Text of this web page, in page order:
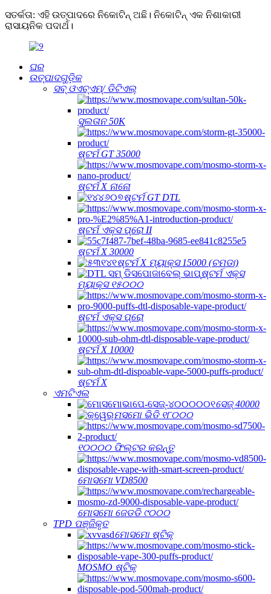
ସତର୍କତା: ଏହି ଉତ୍ପାଦରେ ନିକୋଟିନ୍ ଅଛି। ନିକୋଟିନ୍ ଏକ ନିଶାକାରୀ
ରାସାୟନିକ ପଦାର୍ଥ।
ଘର
ଉତ୍ପାଦଗୁଡ଼ିକ
ସବ୍ ଓଏଚ୍ଏମ୍/ ଡିଟିଏଲ୍
ସୁଲତାନ 50K
ଷ୍ଟର୍ମ GT 35000
ଷ୍ଟର୍ମ X ନାନୋ
ଷ୍ଟର୍ମ GT DTL
ଷ୍ଟର୍ମ ଏକ୍ସ ପ୍ରୋ II
ଷ୍ଟର୍ମ X 30000
ଷ୍ଟର୍ମ X ମ୍ୟାକ୍ସ 15000 (ଚମଡା)
ଷ୍ଟର୍ମ ଏକ୍ସ
ମ୍ୟାକ୍ସ ୧୫୦୦୦
ଷ୍ଟର୍ମ ଏକ୍ସ ପ୍ରୋ
ଷ୍ଟର୍ମ X 10000
ଷ୍ଟର୍ମ X
ଏମଟିଏଲ
ସେଜ୍ 40000
ମସମୋ ଭିଡି ୧୮୦୦୦
୧୦୦୦୦ ଫିଲ୍ଟର କରନ୍ତୁ
ମୋସମୋ VD8500
ମୋସମୋ ଜେଡଡି ୯୦୦୦
TPD ପଞ୍ଜିକୃତ
ମୋସମୋ ଷ୍ଟିକ୍
MOSMO ଷ୍ଟିକ୍